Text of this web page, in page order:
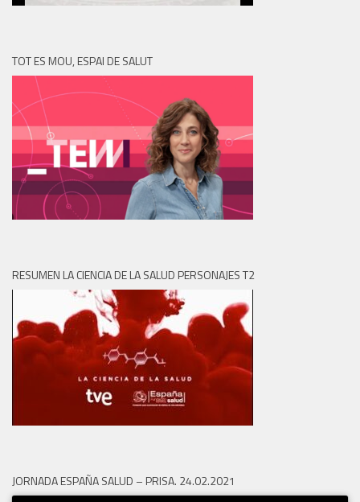
TOT ES MOU, ESPAI DE SALUT
RESUMEN LA CIENCIA DE LA SALUD PERSONAJES T2
JORNADA ESPAÑA SALUD – PRISA. 24.02.2021